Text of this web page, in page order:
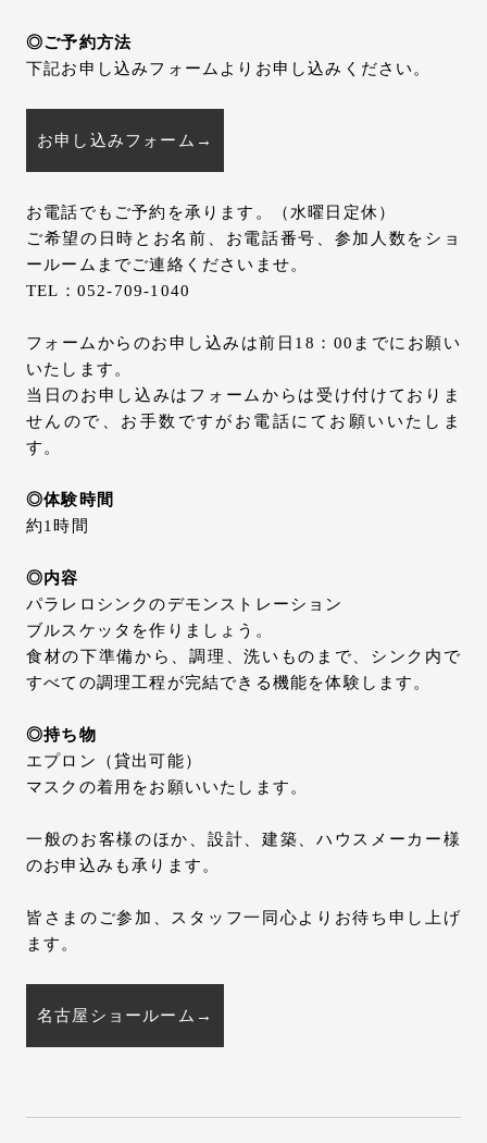
◎ご予約方法
下記お申し込みフォームよりお申し込みください。
お申し込みフォーム→
お電話でもご予約を承ります。（水曜日定休）
ご希望の日時とお名前、お電話番号、参加人数をショ
ールームまでご連絡くださいませ。
TEL：052-709-1040
フォームからのお申し込みは前日18：00までにお願い
いたします。
当日のお申し込みはフォームからは受け付けておりま
せんので、お手数ですがお電話にてお願いいたしま
す。
◎体験時間
約1時間
◎内容
パラレロシンクのデモンストレーション
ブルスケッタを作りましょう。
食材の下準備から、調理、洗いものまで、シンク内で
すべての調理工程が完結できる機能を体験します。
◎持ち物
エプロン（貸出可能）
マスクの着用をお願いいたします。
一般のお客様のほか、設計、建築、ハウスメーカー様
のお申込みも承ります。
皆さまのご参加、スタッフ一同心よりお待ち申し上げ
ます。
名古屋ショールーム→